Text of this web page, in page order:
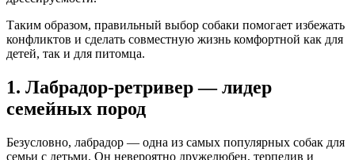
Таким образом, правильный выбор собаки помогает избежать
конфликтов и сделать совместную жизнь комфортной как для
детей, так и для питомца.
1. Лабрадор-ретривер — лидер
семейных пород
Безусловно, лабрадор — одна из самых популярных собак для
семьи с детьми. Он невероятно дружелюбен, терпелив и